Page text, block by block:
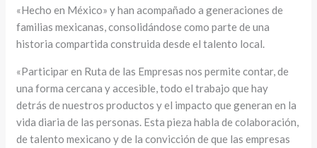
«Hecho en México» y han acompañado a generaciones de
familias mexicanas, consolidándose como parte de una
historia compartida construida desde el talento local.
«Participar en Ruta de las Empresas nos permite contar, de
una forma cercana y accesible, todo el trabajo que hay
detrás de nuestros productos y el impacto que generan en la
vida diaria de las personas. Esta pieza habla de colaboración,
de talento mexicano y de la convicción de que las empresas